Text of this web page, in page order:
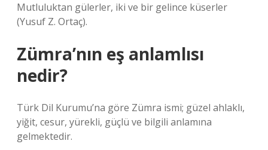
Mutluluktan gülerler, iki ve bir gelince küserler
(Yusuf Z. Ortaç).
Zümra’nın eş anlamlısı
nedir?
Türk Dil Kurumu’na göre Zümra ismi; güzel ahlaklı,
yiğit, cesur, yürekli, güçlü ve bilgili anlamına
gelmektedir.